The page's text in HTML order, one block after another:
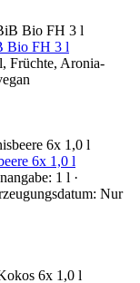
Bio FH 3 l
Früchte, Aronia-
6x 1,0 l
1 l ·
Nur